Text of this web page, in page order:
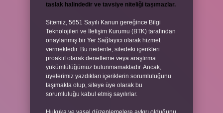
taslak halindedir ve tavsiye niteliği taşımazlar.
Sitemiz, 5651 Sayılı Kanun gereğince Bilgi
Teknolojileri ve İletişim Kurumu (BTK) tarafından
onaylanmış bir Yer Sağlayıcı olarak hizmet
vermektedir. Bu nedenle, sitedeki içerikleri
proaktif olarak denetleme veya araştırma
yükümlülüğümüz bulunmamaktadır. Ancak,
üyelerimiz yazdıkları içeriklerin sorumluluğunu
taşımakta olup, siteye üye olarak bu
sorumluluğu kabul etmiş sayılırlar.